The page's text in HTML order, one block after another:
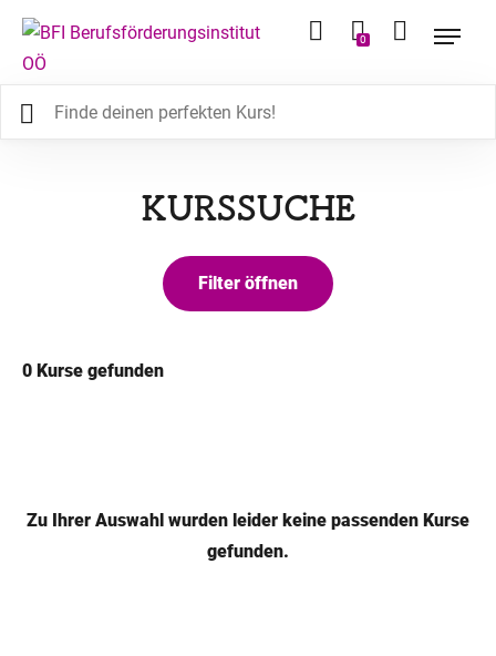
0
KURSSUCHE
0 Kurse gefunden
Zu Ihrer Auswahl wurden leider keine passenden Kurse
gefunden.